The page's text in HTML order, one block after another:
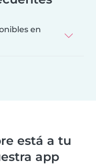
en
está a tu
app